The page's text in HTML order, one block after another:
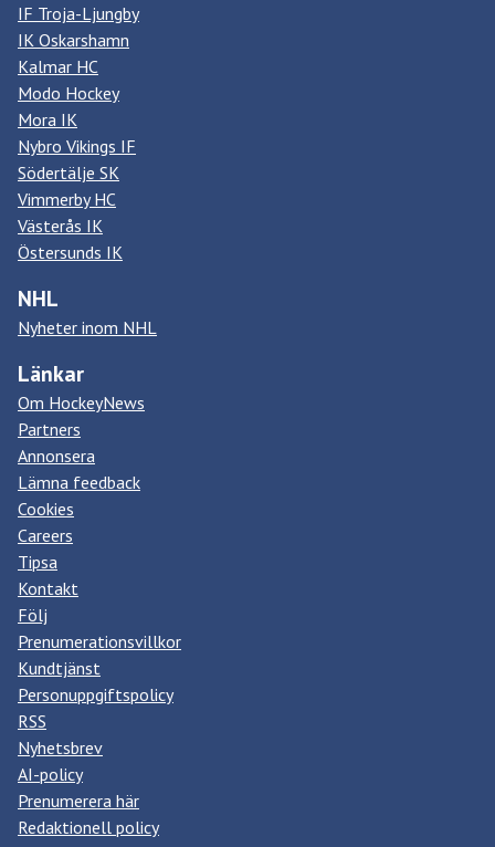
IF Troja-Ljungby
IK Oskarshamn
Kalmar HC
Modo Hockey
Mora IK
Nybro Vikings IF
Södertälje SK
Vimmerby HC
Västerås IK
Östersunds IK
NHL
Nyheter inom NHL
Länkar
Om HockeyNews
Partners
Annonsera
Lämna feedback
Cookies
Careers
Tipsa
Kontakt
Följ
Prenumerationsvillkor
Kundtjänst
Personuppgiftspolicy
RSS
Nyhetsbrev
AI-policy
Prenumerera här
Redaktionell policy